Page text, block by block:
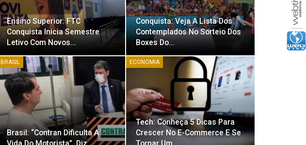
Ensino Superior: FTC
Conquista Inicia Semestre
Letivo Com Novos…
Conquista: Veja A Lista Dos
Contemplados No Sorteio Dos
Boxes Do…
BRASIL
Brasil: “Contran Dificulta A
Vida Do Motorista”, Diz…
ECONOMIA
Tech: Conheça 5 Dicas Para
Crescer No E-Commerce E Se
Tornar Um…